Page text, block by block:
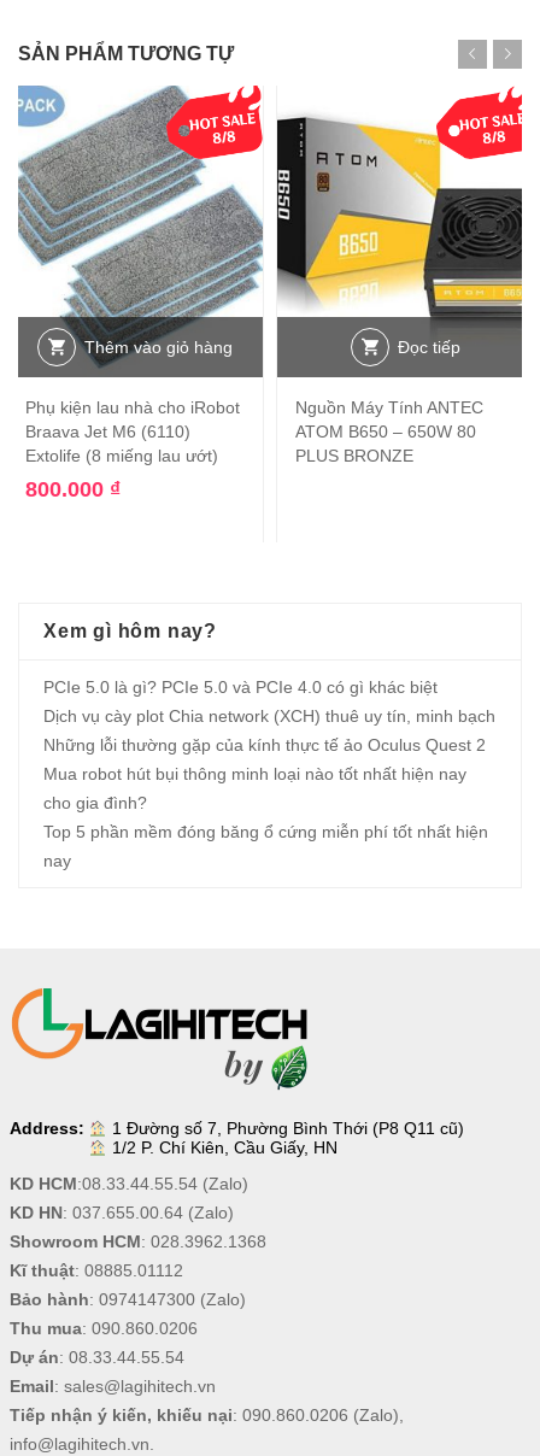
SẢN PHẨM TƯƠNG TỰ
Thêm vào giỏ hàng
Phụ kiện lau nhà cho iRobot
Braava Jet M6 (6110)
Extolife (8 miếng lau ướt)
800.000 ₫
Đọc tiếp
Nguồn Máy Tính ANTEC
ATOM B650 – 650W 80
PLUS BRONZE
Xem gì hôm nay?
PCIe 5.0 là gì? PCIe 5.0 và PCIe 4.0 có gì khác biệt
Dịch vụ cày plot Chia network (XCH) thuê uy tín, minh bạch
Những lỗi thường gặp của kính thực tế ảo Oculus Quest 2
Mua robot hút bụi thông minh loại nào tốt nhất hiện nay
cho gia đình?
Top 5 phần mềm đóng băng ổ cứng miễn phí tốt nhất hiện
nay
Address:
1 Đường số 7, Phường Bình Thới (P8 Q11 cũ)
1/2 P. Chí Kiên, Cầu Giấy, HN
KD HCM:08.33.44.55.54(Zalo)
KD HN: 037.655.00.64(Zalo)
Showroom HCM: 028.3962.1368
Kĩ thuật: 08885.01112
Bảo hành: 0974147300(Zalo)
Thu mua: 090.860.0206
Dự án: 08.33.44.55.54
Email: sales@lagihitech.vn
Tiếp nhận ý kiến, khiếu nại: 090.860.0206 (Zalo),
info@lagihitech.vn.